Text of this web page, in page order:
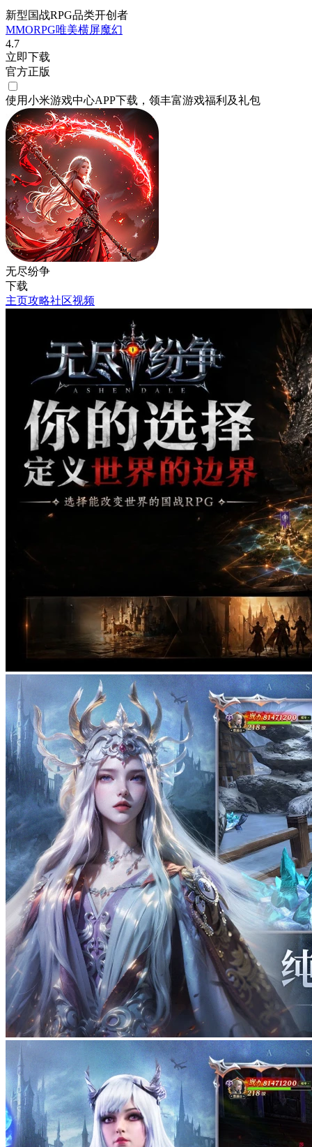
新型国战RPG品类开创者
MMORPG唯美横屏魔幻
4.7
立即下载
官方正版
使用小米游戏中心APP下载 ，领丰富游戏福利 及礼包
无尽纷争
下载
主页攻略社区视频